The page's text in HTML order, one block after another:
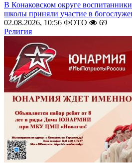
В Конаковском округе
школы приняли участие в
02.08.2026, 10:56 ФОТО
69
Религия